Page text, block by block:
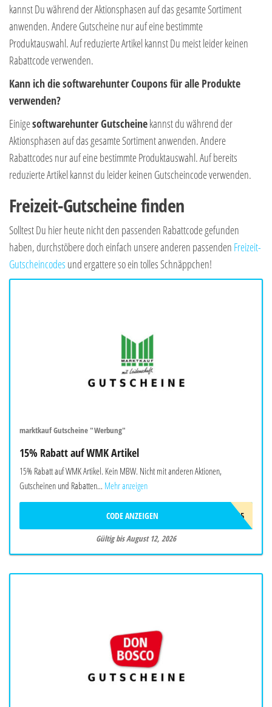
kannst Du während der Aktionsphasen auf das gesamte Sortiment
anwenden. Andere Gutscheine nur auf eine bestimmte
Produktauswahl. Auf reduzierte Artikel kannst Du meist leider keinen
Rabattcode verwenden.
Kann ich die softwarehunter Coupons für alle Produkte
verwenden?
Einigesoftwarehunter Gutscheinekannst du während der
Aktionsphasen auf das gesamte Sortiment anwenden. Andere
Rabattcodes nur auf eine bestimmte Produktauswahl. Auf bereits
reduzierte Artikel kannst du leider keinen Gutscheincode verwenden.
Freizeit-Gutscheine finden
Solltest Du hier heute nicht den passenden Rabattcode gefunden
haben, durchstöbere doch einfach unsere anderen passenden Freizeit-
Gutscheincodes und ergattere so ein tolles Schnäppchen!
marktkauf Gutscheine "Werbung"
15% Rabatt auf WMK Artikel
15% Rabatt auf WMK Artikel. Kein MBW. Nicht mit anderen Aktionen,
Gutscheinen und Rabatten... Mehr anzeigen
W-WMK-15
CODE ANZEIGEN
Gültig bis August 12, 2026